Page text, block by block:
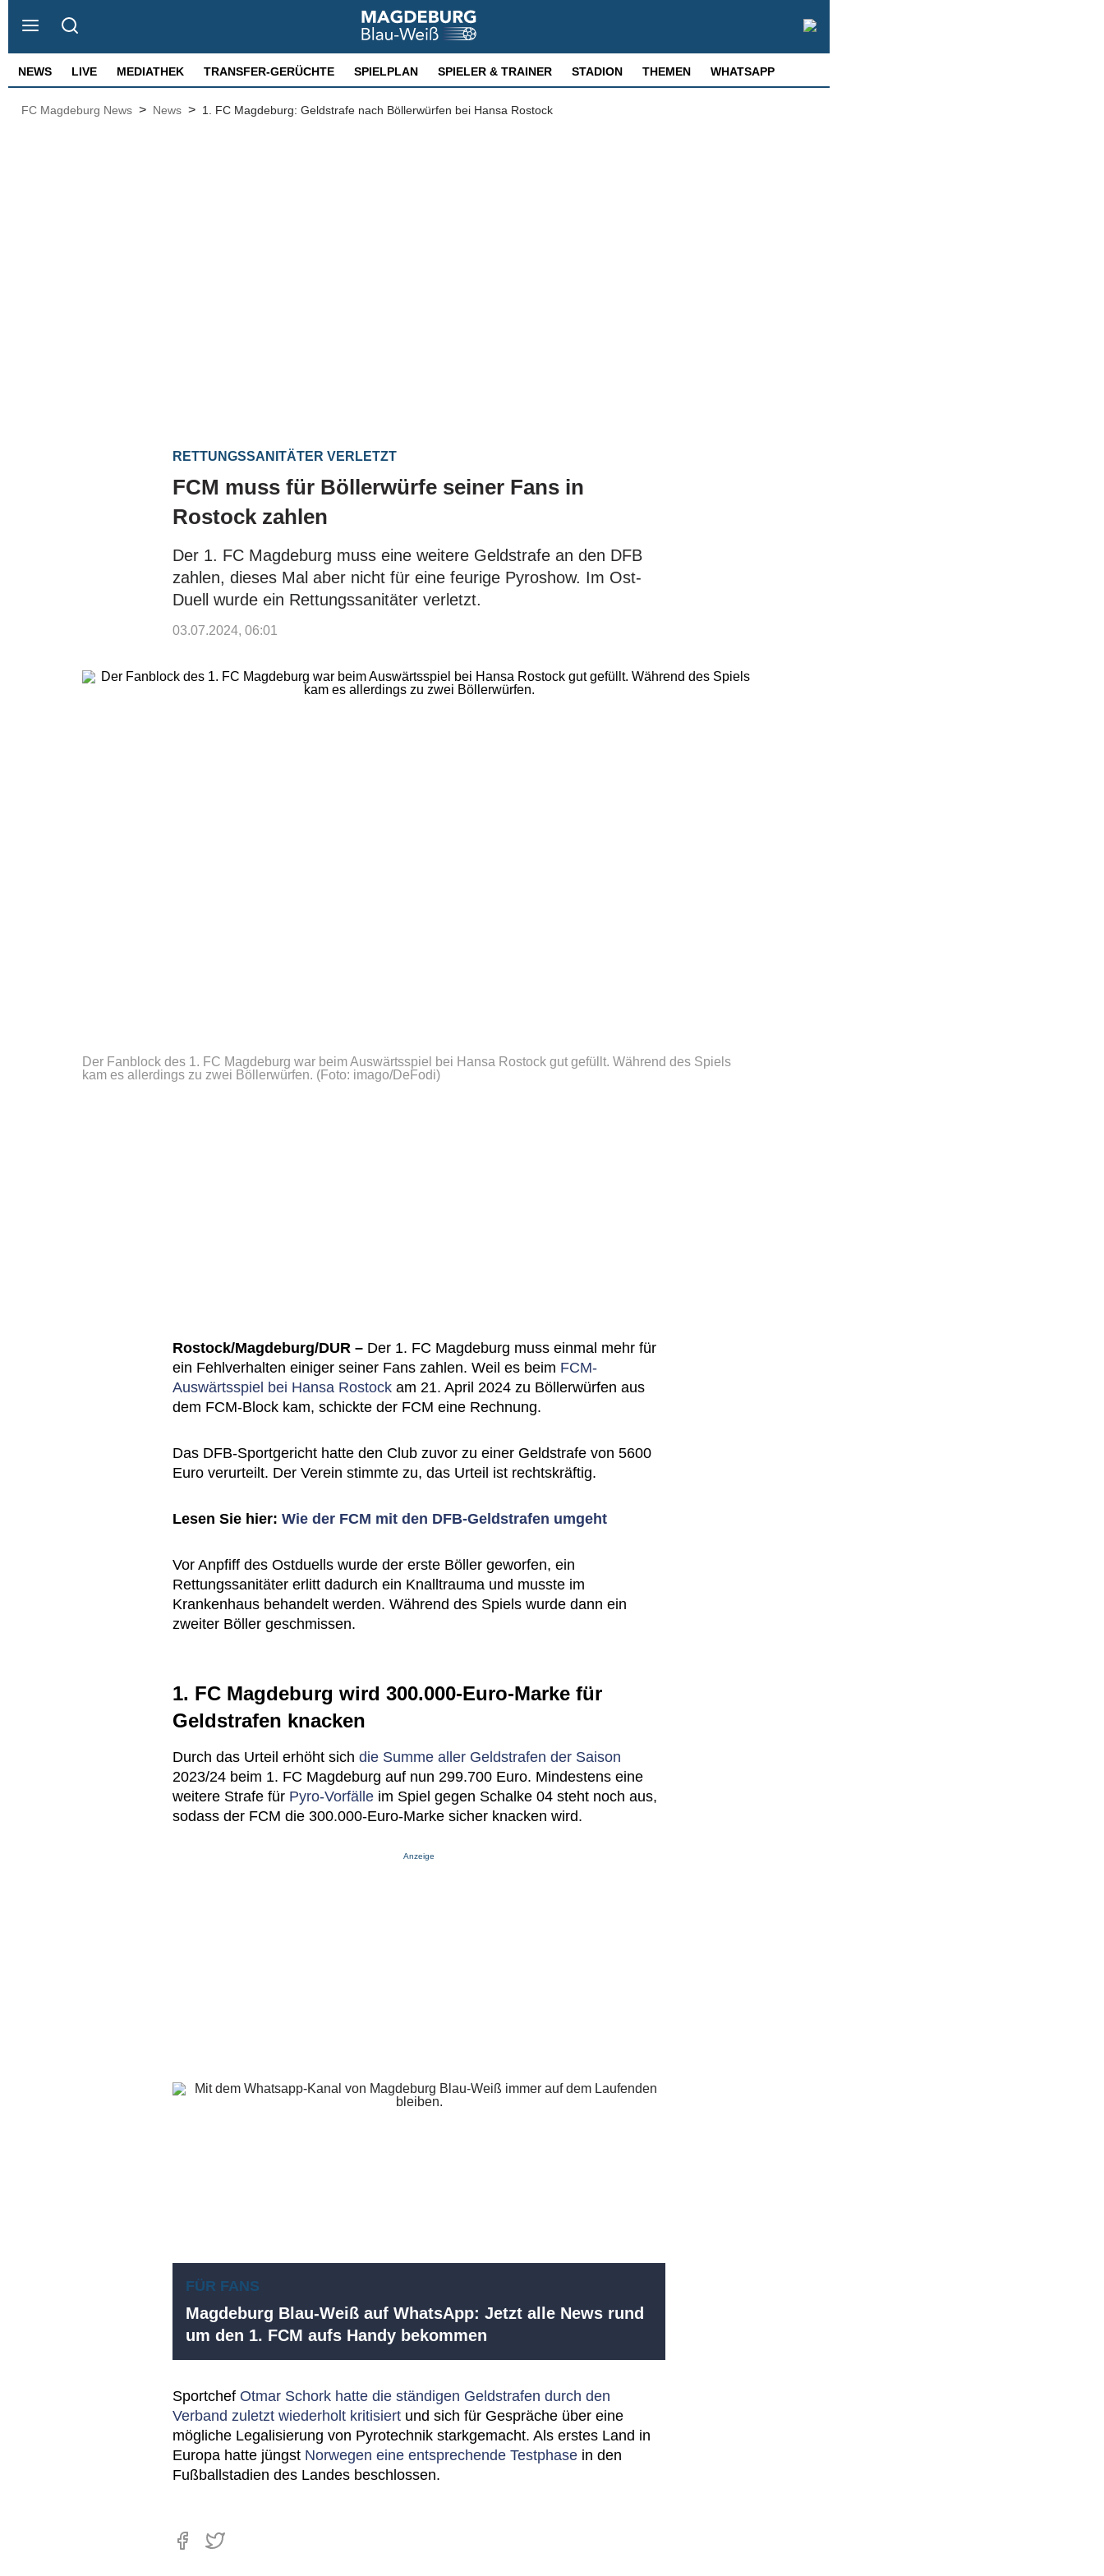
NEWS LIVE MEDIATHEK TRANSFER-GERÜCHTE SPIELPLAN SPIELER & TRAINER STADION THEMEN WHATSAPP
FC Magdeburg News > News > 1. FC Magdeburg: Geldstrafe nach Böllerwürfen bei Hansa Rostock
RETTUNGSSANITÄTER VERLETZT
FCM muss für Böllerwürfe seiner Fans in
Rostock zahlen
Der 1. FC Magdeburg muss eine weitere Geldstrafe an den DFB
zahlen, dieses Mal aber nicht für eine feurige Pyroshow. Im Ost-
Duell wurde ein Rettungssanitäter verletzt.
03.07.2024, 06:01
Der Fanblock des 1. FC Magdeburg war beim Auswärtsspiel bei Hansa Rostock gut gefüllt. Während des Spiels
kam es allerdings zu zwei Böllerwürfen. (Foto: imago/DeFodi)
Rostock/Magdeburg/DUR – Der 1. FC Magdeburg muss einmal mehr für
ein Fehlverhalten einiger seiner Fans zahlen. Weil es beim FCM-
Auswärtsspiel bei Hansa Rostock am 21. April 2024 zu Böllerwürfen aus
dem FCM-Block kam, schickte der FCM eine Rechnung.
Das DFB-Sportgericht hatte den Club zuvor zu einer Geldstrafe von 5600
Euro verurteilt. Der Verein stimmte zu, das Urteil ist rechtskräftig.
Lesen Sie hier: Wie der FCM mit den DFB-Geldstrafen umgeht
Vor Anpfiff des Ostduells wurde der erste Böller geworfen, ein
Rettungssanitäter erlitt dadurch ein Knalltrauma und musste im
Krankenhaus behandelt werden. Während des Spiels wurde dann ein
zweiter Böller geschmissen.
1. FC Magdeburg wird 300.000-Euro-Marke für
Geldstrafen knacken
Durch das Urteil erhöht sich die Summe aller Geldstrafen der Saison
2023/24 beim 1. FC Magdeburg auf nun 299.700 Euro. Mindestens eine
weitere Strafe für Pyro-Vorfälle im Spiel gegen Schalke 04 steht noch aus,
sodass der FCM die 300.000-Euro-Marke sicher knacken wird.
Anzeige
FÜR FANS
Magdeburg Blau-Weiß auf WhatsApp: Jetzt alle News rund
um den 1. FCM aufs Handy bekommen
Sportchef Otmar Schork hatte die ständigen Geldstrafen durch den
Verband zuletzt wiederholt kritisiert und sich für Gespräche über eine
mögliche Legalisierung von Pyrotechnik starkgemacht. Als erstes Land in
Europa hatte jüngst Norwegen eine entsprechende Testphase in den
Fußballstadien des Landes beschlossen.